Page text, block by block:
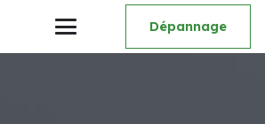
Dépannage